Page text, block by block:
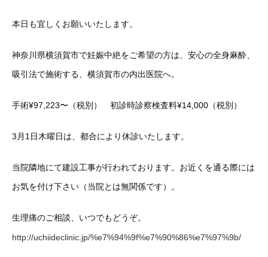
本日も宜しくお願いいたします。
神奈川県横須賀市で妊娠中絶をご希望の方は、安心の全身麻酔、
吸引法で施術する、横須賀市の内出医院へ。
手術¥97,223〜（税別） 初診時診察検査料¥14,000（税別）
3月1日木曜日は、都合により休診いたします。
当院隣地にて建設工事が行われております。お近くを通る際には
お気を付け下さい（当院とは無関係です）。
生理痛のご相談、いつでもどうぞ。
http://uchiideclinic.jp/%e7%94%9f%e7%90%86%e7%97%9b/